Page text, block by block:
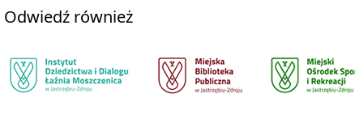
Odwiedź również